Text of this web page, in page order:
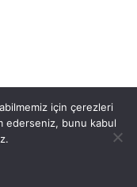
için çerezleri
ederseniz, bunu kabul